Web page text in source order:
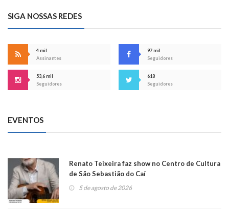
SIGA NOSSAS REDES
4 mil
Assinantes
97 mil
Seguidores
53,6 mil
Seguidores
618
Seguidores
EVENTOS
Renato Teixeira faz show no Centro de Cultura
de São Sebastião do Caí
5 de agosto de 2026